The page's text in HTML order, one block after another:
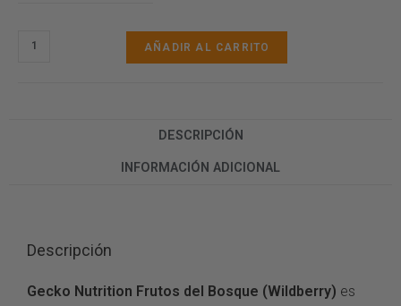
AÑADIR AL CARRITO
DESCRIPCIÓN
INFORMACIÓN ADICIONAL
Descripción
Gecko Nutrition Frutos del Bosque (Wildberry) es